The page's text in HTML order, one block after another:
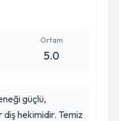
Ortam
5.0
güçlü,
diş hekimidir. Temiz